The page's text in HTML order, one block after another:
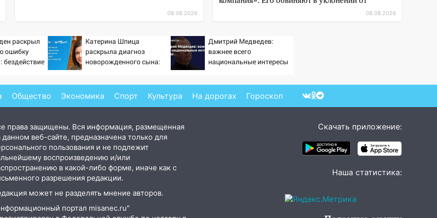
08.08.2026 08.08.2026
раскрыл
ошибку
бездействие
Катерина Шпица
раскрыла диагноз
новорожденного сына:
Дмитрий Медведев:
важнее всего
национальные интересы
Общество Экономика Спорт Культура На дорогах Гороскоп
права защищены. Вся информация, размещенная
данном веб-сайте, предназначена только для
пользования и не подлежит
воспроизведению и/или
в какой-либо форме, иначе как с
разрешения редакции.
может не разделять мнение авторов.
портал misanec.ru"
Скачать приложение:
Наша статистика: